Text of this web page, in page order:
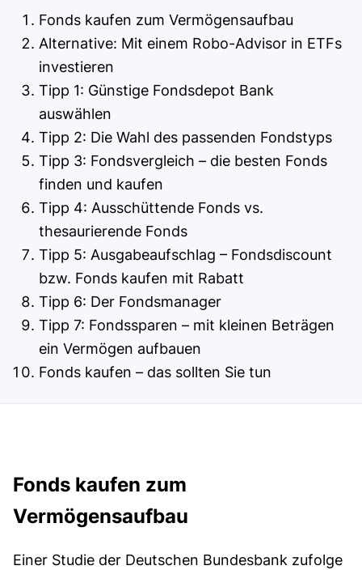
Fonds kaufen zum Vermögensaufbau
Alternative: Mit einem Robo-Advisor in ETFs
investieren
Tipp 1: Günstige Fondsdepot Bank
auswählen
Tipp 2: Die Wahl des passenden Fondstyps
Tipp 3: Fondsvergleich – die besten Fonds
finden und kaufen
Tipp 4: Ausschüttende Fonds vs.
thesaurierende Fonds
Tipp 5: Ausgabeaufschlag – Fondsdiscount
bzw. Fonds kaufen mit Rabatt
Tipp 6: Der Fondsmanager
Tipp 7: Fondssparen – mit kleinen Beträgen
ein Vermögen aufbauen
Fonds kaufen – das sollten Sie tun
Fonds kaufen zum
Vermögensaufbau
Einer Studie der Deutschen Bundesbank zufolge